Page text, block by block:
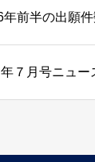
年前半の出願件
７月号ニュ